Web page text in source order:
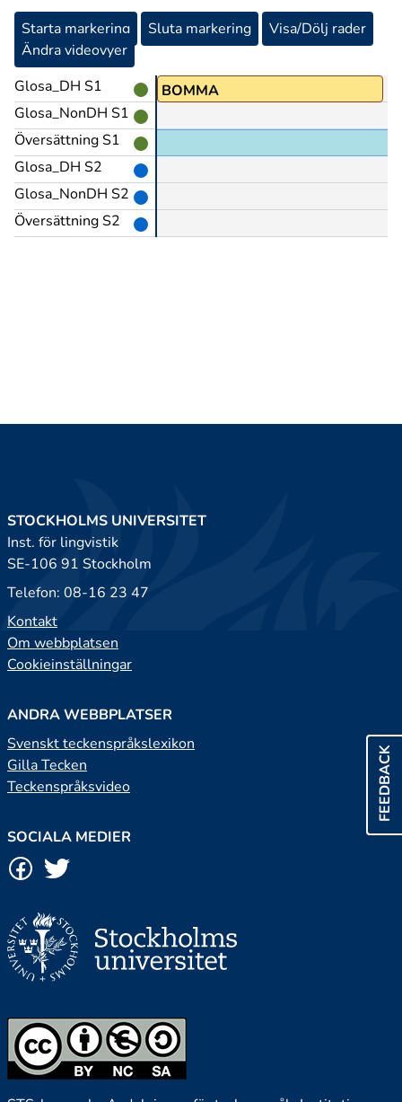
Starta markering Sluta markering
Visa/Dölj rader
Ändra videovyer
Glosa_DH S1
Glosa_NonDH S1
Översättning S1
Glosa_DH S2
Glosa_NonDH S2
Översättning S2
BOMMA
FEEDBACK
STOCKHOLMS UNIVERSITET
Inst. för lingvistik
SE-106 91 Stockholm
Telefon: 08-16 23 47
Kontakt
Om webbplatsen
Cookieinställningar
ANDRA WEBBPLATSER
Svenskt teckenspråkslexikon
Gilla Tecken
Teckenspråksvideo
SOCIALA MEDIER